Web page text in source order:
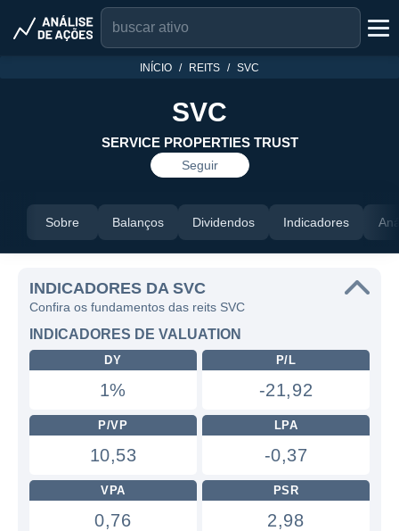
INÍCIO REITS SVC
SVC
SERVICE PROPERTIES TRUST
Seguir
Sobre Balanços Dividendos Indicadores
INDICADORES DA SVC
Confira os fundamentos das reits SVC
INDICADORES DE VALUATION
DY
1%
P/L
-21,92
P/VP
10,53
LPA
-0,37
VPA
0,76
PSR
2,98